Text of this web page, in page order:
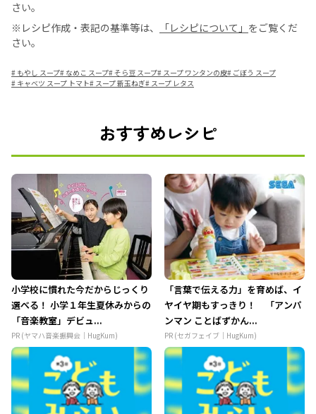
さい。
※レシピ作成・表記の基準等は、
「レシピについて」 をご覧くだ
さい。
# もやし スープ# なめこ スープ#そら豆 スープ# スープ ワンタンの皮# ごぼう スープ
# キャベツ スープ トマト# スープ 新玉ねぎ# スープ レタス
おすすめレシピ
小学校に慣れた今だからじっくり
選べる！ 小学１年生夏休みからの
「音楽教室」デビュ...
PR (ヤマハ音楽振興会｜HugKum)
「言葉で伝える力」を育めば、イ
ヤイヤ期もすっきり！ 「アンパ
ンマン ことばずかん...
PR (セガフェイブ｜HugKum)